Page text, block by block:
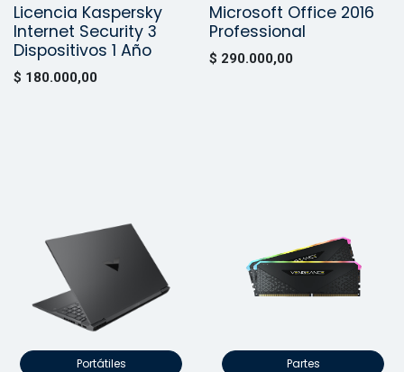
Vendido
Licencia Kaspersky
Internet Security 3
Dispositivos 1 Año
$ 180.000,00
Vendido
Microsoft Office 2016
Professional
$ 290.000,00
Portátiles Partes